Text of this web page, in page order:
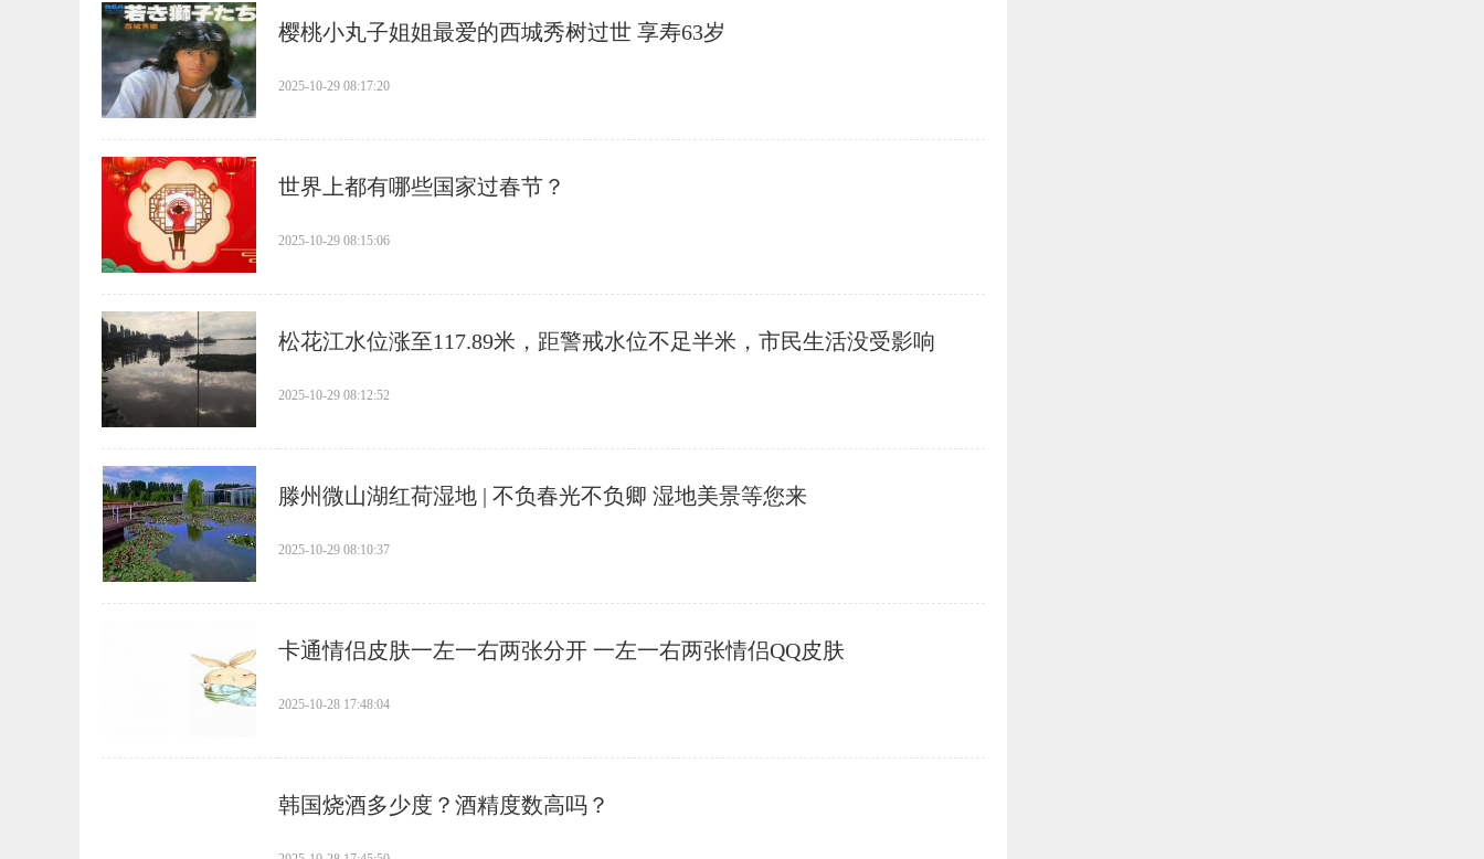
​樱桃小丸子姐姐最爱的西城秀树过世 享寿63岁
2025-10-29 08:17:20
​世界上都有哪些国家过春节？
2025-10-29 08:15:06
​松花江水位涨至117.89米，距警戒水位不足半米，市民生活没受影响
2025-10-29 08:12:52
​滕州微山湖红荷湿地 | 不负春光不负卿 湿地美景等您来
2025-10-29 08:10:37
​卡通情侣皮肤一左一右两张分开 一左一右两张情侣QQ皮肤
2025-10-28 17:48:04
​韩国烧酒多少度？酒精度数高吗？